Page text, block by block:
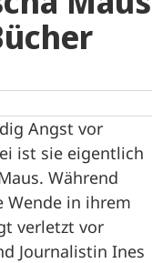
Angst vor
ist sie eigentlich
Während
Wende in ihrem
verletzt vor
Journalistin Ines